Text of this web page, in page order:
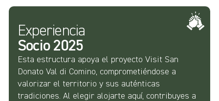
Experiencia
Socio 2025
Esta estructura apoya el proyecto Visit San
Donato Val di Comino, comprometiéndose a
valorizar el territorio y sus auténticas
tradiciones. Al elegir alojarte aquí, contribuyes a